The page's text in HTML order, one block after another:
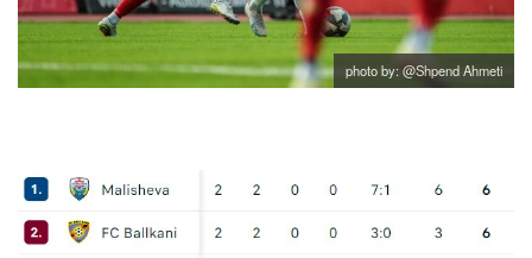
photo by: @Shpend Ahmeti